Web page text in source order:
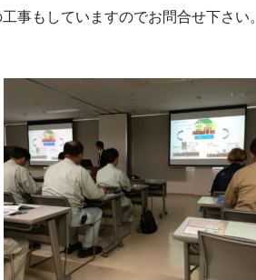
事もしていますのでお問合せ下さい。